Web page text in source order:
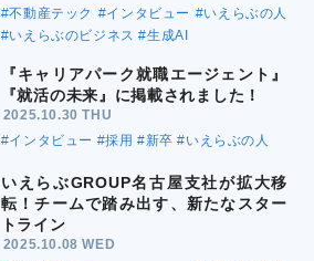
#不動産テック #インタビュー #いえらぶの人
#いえらぶのビジネス #生成AI
『キャリアパーク就職エージェント』
『就活の未来』に掲載されました！
2025.10.30 THU
#インタビュー #採用 #新卒 #いえらぶの人
いえらぶGROUP名古屋支社が拡大移
転！チームで踏み出す、新たなスター
トライン
2025.10.08 WED